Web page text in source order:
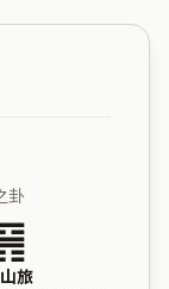
卦
旅